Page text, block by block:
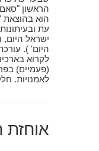
הראשון "סאם
הוא בהוצאת
עת
ישראל היום,
היום' ).
לקרוא
(פעמיים)
לאמנויות.
אוחזת